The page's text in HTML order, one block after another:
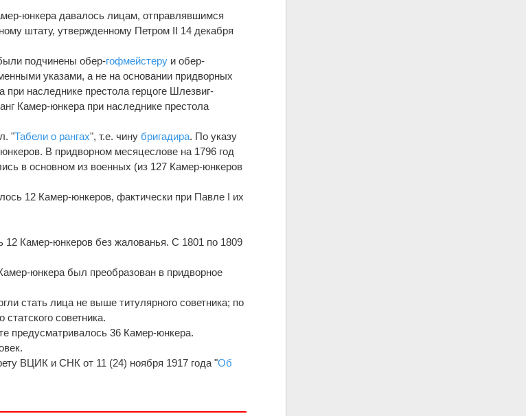
юнкера давалось лицам, отправлявшимся
штату, утвержденному Петром II 14 декабря
подчинены обер-гофмейстеру и обер-
указами, а не на основании придворных
наследнике престола герцоге Шлезвиг-
Камер-юнкера при наследнике престола
"Табели о рангах", т.е. чину бригадира. По указу
В придворном месяцеслове на 1796 год
в основном из военных (из 127 Камер-юнкеров
12 Камер-юнкеров, фактически при Павле I их
12 Камер-юнкеров без жалованья. С 1801 по 1809
юнкера был преобразован в придворное
стать лица не выше титулярного советника; по
советника.
предусматривалось 36 Камер-юнкера.
ВЦИК и СНК от 11 (24) ноября 1917 года "Об